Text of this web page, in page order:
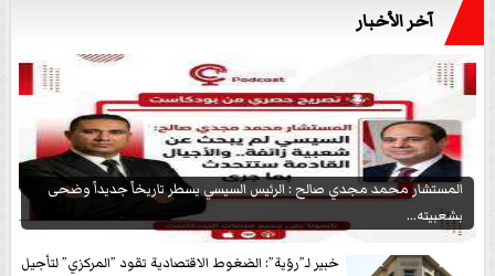
آخر الأخبار
المستشار محمد مجدي صالح : الرئيس السيسي يسطر تاريخاً جديداً وضحى
بشعبيته...
خبير لـ”رؤية”: الضغوط الاقتصادية تقود ”المركزي” لتأجيل